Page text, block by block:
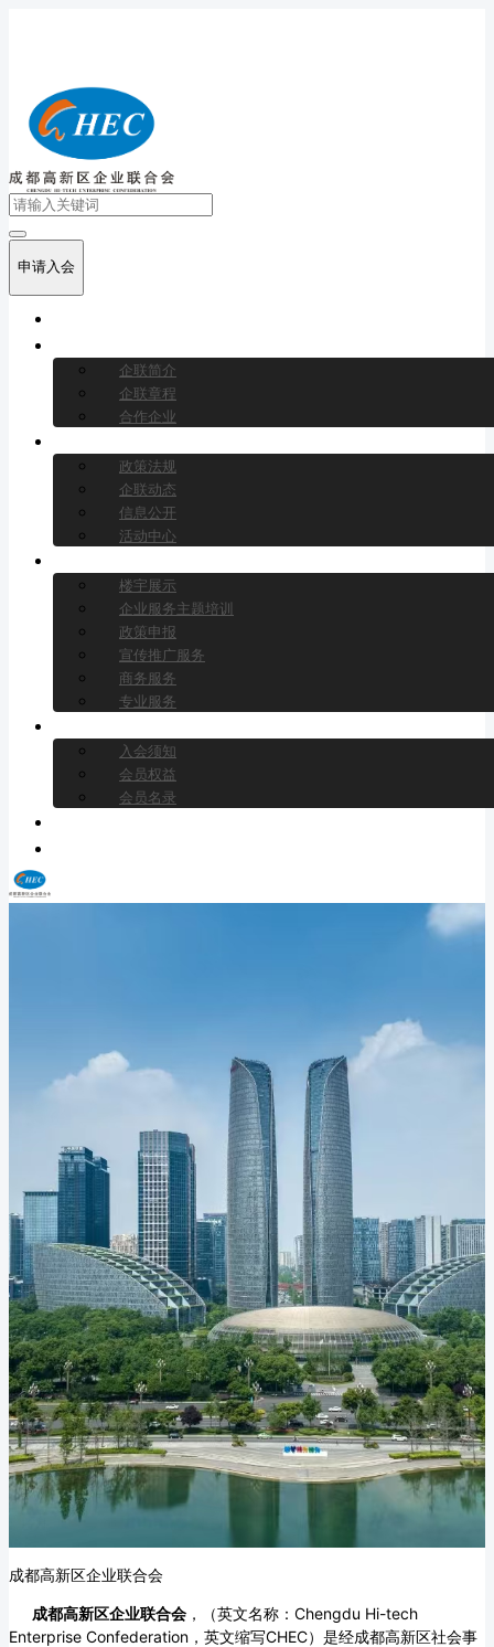
申请入会
企联简介
企联章程
合作企业
政策法规
企联动态
信息公开
活动中心
楼宇展示
企业服务主题培训
政策申报
宣传推广服务
商务服务
专业服务
入会须知
会员权益
会员名录
成都高新区企业联合会
成都高新区企业联合会 ，（英文名称：Chengdu Hi-tech
Enterprise Confederation，英文缩写CHEC）是经成都高新区社会事